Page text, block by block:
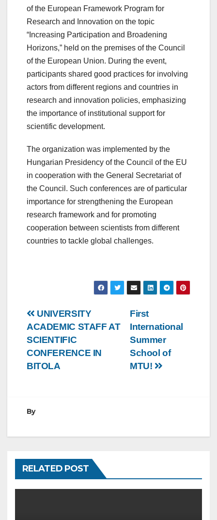
of the European Framework Program for
Research and Innovation on the topic
“Increasing Participation and Broadening
Horizons,” held on the premises of the Council
of the European Union. During the event,
participants shared good practices for involving
actors from different regions and countries in
research and innovation policies, emphasizing
the importance of institutional support for
scientific development.
The organization was implemented by the
Hungarian Presidency of the Council of the EU
in cooperation with the General Secretariat of
the Council. Such conferences are of particular
importance for strengthening the European
research framework and for promoting
cooperation between scientists from different
countries to tackle global challenges.
Post
navigation
First
International
Summer
School of
MTU!
UNIVERSITY
ACADEMIC STAFF AT
SCIENTIFIC
CONFERENCE IN
BITOLA
By
RELATED POST